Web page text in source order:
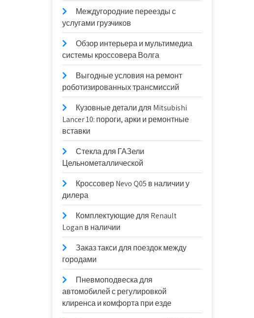
Междугородние переезды с
услугами грузчиков
Обзор интерьера и мультимедиа
системы кроссовера Волга
Выгодные условия на ремонт
роботизированных трансмиссий
Кузовные детали для Mitsubishi
Lancer 10: пороги, арки и ремонтные
вставки
Стекла для ГАЗели
Цельнометаллической
Кроссовер Nevo Q05 в наличии у
дилера
Комплектующие для Renault
Logan в наличии
Заказ такси для поездок между
городами
Пневмоподвеска для
автомобилей с регулировкой
клиренса и комфорта при езде